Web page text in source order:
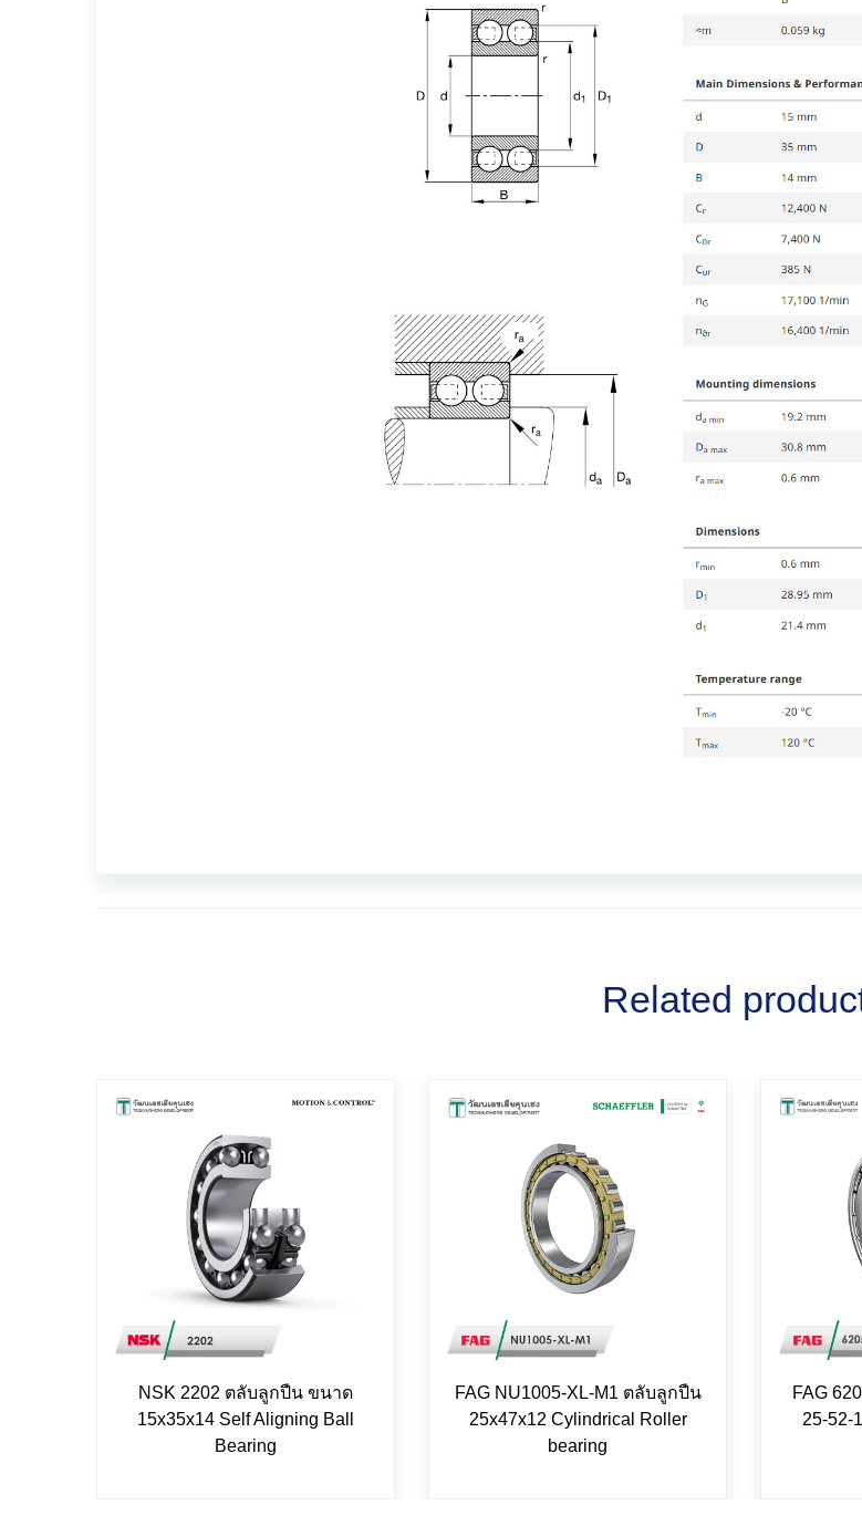
Related
NSK 2202 ตลับลูกปืน ขนาด
15x35x14 Self Aligning Ball
Bearing
FAG NU1005-XL-M1 ตลับลูกปืน
25x47x12 Cylindrical Roller
bearing
FAG
25-52-